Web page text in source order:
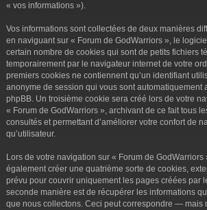
« vos informations »).
Vos informations sont collectées de deux manières
en naviguant sur « Forum de GodWarriors », le
certain nombre de cookies qui sont de petits fichiers
temporairement par le navigateur internet de votre
premiers cookies ne contiennent qu’un identifiant
anonyme de session qui vous sont automatiquement
phpBB. Un troisième cookie sera créé lors de votre
« Forum de GodWarriors », archivant de ce fait tous
consultés et permettant d’améliorer votre confort de
qu’utilisateur.
Lors de votre navigation sur « Forum de GodWarriors
également créer une quatrième sorte de cookies,
prévu pour couvrir uniquement les pages créées par
seconde manière est de récupérer les informations
que nous collectons. Ceci peut correspondre — mais